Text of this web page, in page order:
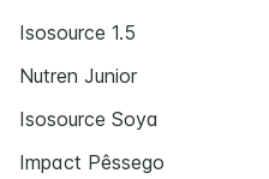
Isosource 1.5
Nutren Junior
Isosource Soya
Impact Pêssego